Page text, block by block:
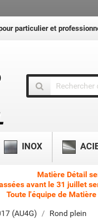
particulier et
INOX
Matière Détail
avant le 31 juillet
Toute l'équipe de
(AU4G) Rond plein